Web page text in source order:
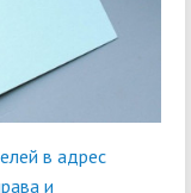
в адрес
и